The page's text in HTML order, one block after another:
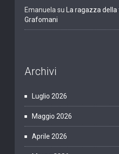
Emanuela su
La ragazza
Grafomani
Archivi
Luglio 2026
Maggio 2026
Aprile 2026